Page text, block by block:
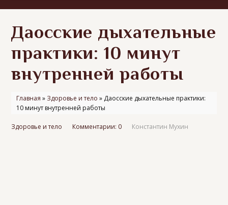
Даосские дыхательные
практики: 10 минут
внутренней работы
Главная » Здоровье и тело » Даосские дыхательные практики:
10 минут внутренней работы
Здоровье и тело Комментарии: 0 Константин Мухин